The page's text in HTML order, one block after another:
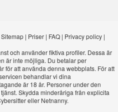
Sitemap| Priser| FAQ| Privacy policy|
och använder fiktiva profiler. Dessa är
är inte möjliga. Du betalar per
för att använda denna webbplats. För att
behandlar vi dina
är 18 år. Personer under den
Skydda minderåriga från explicita
eller Netnanny.